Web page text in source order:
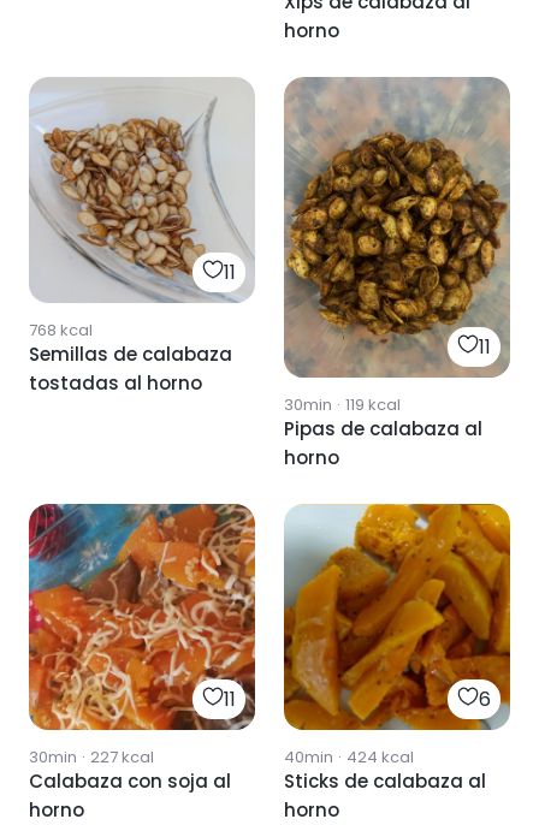
horno
11
768 kcal
Semillas de calabaza
tostadas al horno
11
30min · 119 kcal
Pipas de calabaza al
horno
11
30min · 227kcal
Calabaza con soja al
horno
6
40min · 424 kcal
Sticks de calabaza al
horno